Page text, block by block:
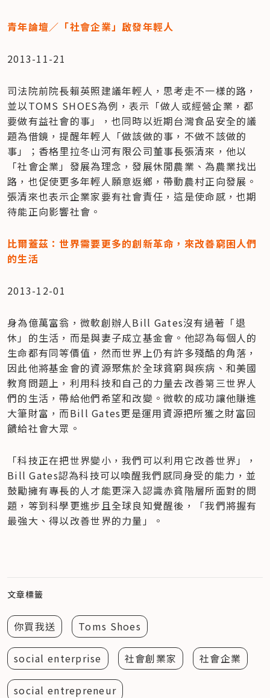
青年論壇／「社會企業」啟發年輕人
2013-11-21
司法院前院長賴英照建議年輕人，思考走不一樣的路，
並以TOMS SHOES為例，表示「做人或經營企業，都
要做有益社會的事」，也同時以近期台灣食品安全的議
題為借鏡，提醒年輕人「做該做的事，不做不該做的
事」；香格里拉冬山河有限公司董事長張清來，他以
「社會企業」發展為理念，發展休閒農業、為農業找出
路，也促使更多年輕人願意返鄉，帶動農村正向發展。
張清來也表示企業家要有社會責任，這是使命感，也期
待能正向影響社會。
比爾蓋茲：世界需要更多的創新革命，來改善窮困人們
的生活
2013-12-01
身為億萬富翁，微軟創辦人Bill Gates沒有過著「退
休」的生活，而是與妻子成立基金會。他認為每個人的
生命都有同等價值，然而世界上仍有許多殘酷的角落，
因此他將基金會的資源聚焦於全球貧窮與疾病、和美國
教育問題上，利用科技和自己的力量去改善第三世界人
們的生活，帶給他們希望和改變。微軟的成功讓他賺進
大筆財富，而Bill Gates更是運用資源把所獲之財富回
饋給社會大眾。
「科技正在把世界變小，我們可以利用它改善世界」，
Bill Gates認為科技可以喚醒我們感同身受的能力，並
鼓勵擁有專長的人才能更深入認識赤貧階層所面對的問
題，等到科學更進步且全球良知覺醒後，「我們將握有
最強大、得以改善世界的力量」。
文章標籤
你買我送 Toms Shoes
social enterprise 社會創業家 社會企業
social entrepreneur